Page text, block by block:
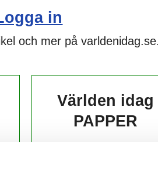
in
och mer på
Världen idag
PAPPER